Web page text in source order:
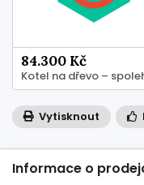
84.300 Kč
Vytisknout
Informace o